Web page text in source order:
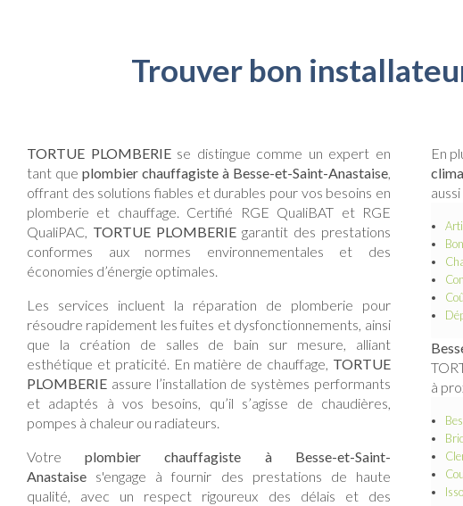
Trouver bon
TORTUE PLOMBERIE se distingue comme un expert en
tant que plombier chauffagiste à Besse-et-Saint-Anastaise,
offrant des solutions fiables et durables pour vos besoins en
plomberie et chauffage. Certifié RGE QualiBAT et RGE
QualiPAC, TORTUE PLOMBERIE garantit des prestations
conformes aux normes environnementales et des
économies d’énergie optimales.
Les services incluent la réparation de plomberie pour
résoudre rapidement les fuites et dysfonctionnements, ainsi
que la création de salles de bain sur mesure, alliant
esthétique et praticité. En matière de chauffage, TORTUE
PLOMBERIE assure l’installation de systèmes performants
et adaptés à vos besoins, qu’il s’agisse de chaudières,
pompes à chaleur ou radiateurs.
Votreplombier chauffagiste à Besse-et-Saint-
Anastaise s'engage à fournir des prestations de haute
qualité, avec un respect rigoureux des délais et des
En
aussi
à